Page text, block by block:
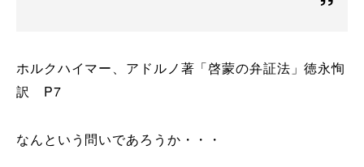
ホルクハイマー、アドルノ著「啓蒙の弁証法」徳永恂
訳 P7
なんという問いであろうか・・・